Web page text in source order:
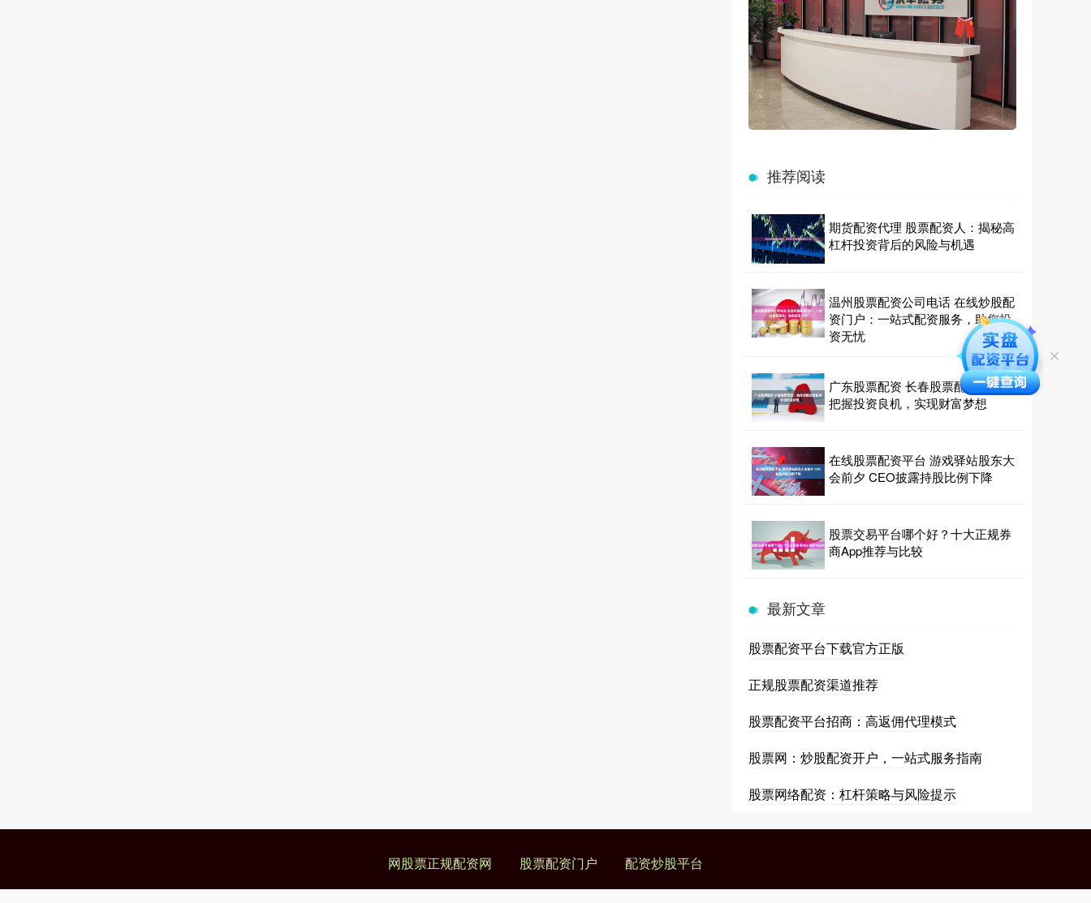
推荐阅读
期货配资代理 股票配资人：揭秘高
杠杆投资背后的风险与机遇
温州股票配资公司电话 在线炒股配
资门户：一站式配资服务，助您投
资无忧
广东股票配资 长春股票配资：助你
把握投资良机，实现财富梦想
在线股票配资平台 游戏驿站股东大
会前夕 CEO披露持股比例下降
股票交易平台哪个好？十大正规券
商App推荐与比较
最新文章
股票配资平台下载官方正版
正规股票配资渠道推荐
股票配资平台招商：高返佣代理模式
股票网：炒股配资开户，一站式服务指南
股票网络配资：杠杆策略与风险提示
网股票正规配资网 股票配资门户 配资炒股平台